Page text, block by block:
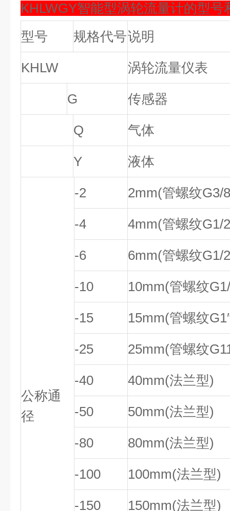
KHLWGY智能型涡轮流量计的型号
型号
规格代号说明
KHLW 涡轮流量仪表
G 传感器
Q 气体
Y 液体
公称通
径
-2 2mm(管螺纹G3/
-4 4mm(管螺纹G1/
-6 6mm(管螺纹G1/
-10 10mm(管螺纹
-15 15mm(管螺纹
-25 25mm(管螺纹
-40 40mm(法兰型)
-50 50mm(法兰型)
-80 80mm(法兰型)
-100 100mm(法兰型)
-150 150mm(法兰型)